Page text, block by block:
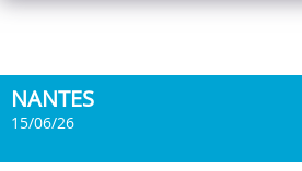
NANTES
15/06/26